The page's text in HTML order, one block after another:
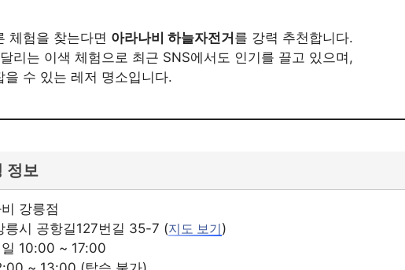
체험을 찾는다면 아라나비 하늘자전거를 강력 추천합니다.
리는 이색 체험으로 최근 SNS에서도 인기를 끌고 있으며,
을 수 있는 레저 명소입니다.
정보
강릉점
릉시 공항길127번길 35-7 (지도 보기 )
일 10:00 ~ 17:00